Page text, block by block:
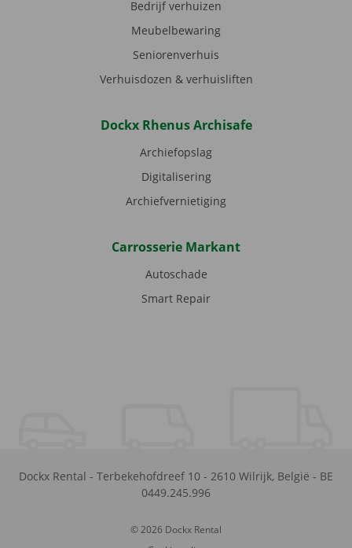
Bedrijf verhuizen
Meubelbewaring
Seniorenverhuis
Verhuisdozen & verhuisliften
Dockx Rhenus Archisafe
Archiefopslag
Digitalisering
Archiefvernietiging
Carrosserie Markant
Autoschade
Smart Repair
Dockx Rental - Terbekehofdreef 10 - 2610 Wilrijk, België - BE
0449.245.996
© 2026 Dockx Rental